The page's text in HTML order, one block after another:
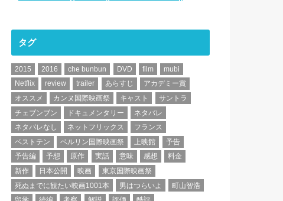
タグ
2015 2016 che bunbun DVD film
mubi
Netflix
review trailer あらすじ
アカデミー賞
オススメ
カンヌ国際映画祭 キャスト
サントラ
チェブンブン
ドキュメンタリー
ネタバレ
ネタバレなし
ネットフリックス
フランス
ベストテン
ベルリン国際映画祭 上映館
予告
予告編
予想 原作 実話 意味 感想
料金
新作
日本公開 映画
東京国際映画祭
死ぬまでに観たい映画1001本
男はつらいよ
町山智浩